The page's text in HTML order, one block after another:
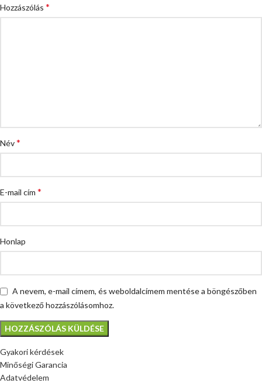
Hozzászólás *
Név*
E-mail cím *
Honlap
A nevem, e-mail címem, és weboldalcímem mentése a böngészőben
a következő hozzászólásomhoz.
Gyakori kérdések
Minőségi Garancia
Adatvédelem